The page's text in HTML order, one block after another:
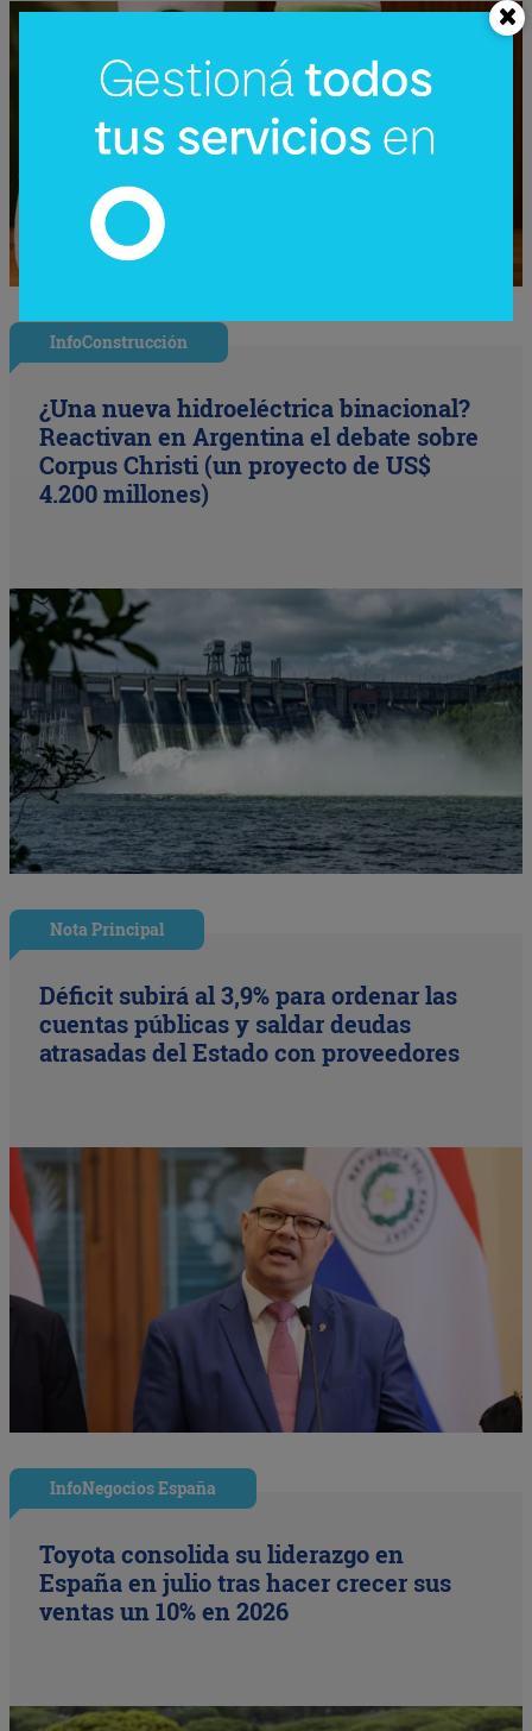
InfoConstrucción
¿Una nueva hidroeléctrica binacional?
Reactivan en Argentina el debate sobre
Corpus Christi (un proyecto de US$
4.200 millones)
Nota Principal
Déficit subirá al 3,9% para ordenar las
cuentas públicas y saldar deudas
atrasadas del Estado con proveedores
InfoNegocios España
Toyota consolida su liderazgo en
España en julio tras hacer crecer sus
ventas un 10% en 2026